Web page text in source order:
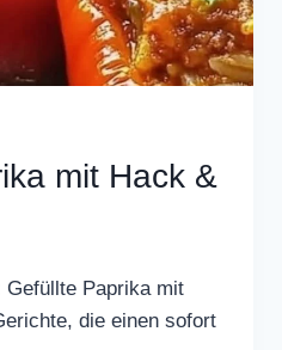
mit Hack &
Gefüllte Paprika mit
die einen sofort